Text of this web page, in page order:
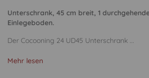
Unterschrank, 45 cm breit, 1
Einlegeboden.
Der Cocooning 24 UD45 Unterschrank ...
Mehr lesen